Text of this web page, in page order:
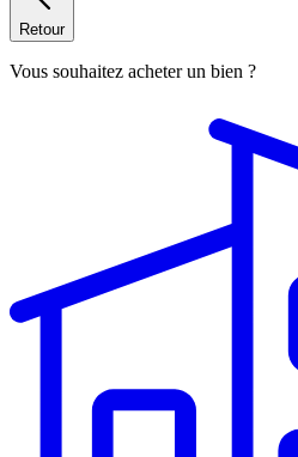
Retour
Vous souhaitez acheter un bien ?